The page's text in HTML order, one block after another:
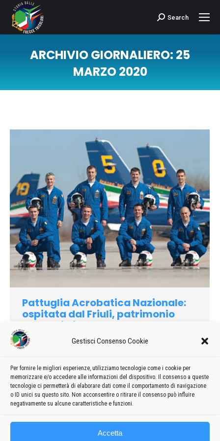
Gestisci Consenso Cookie
Per fornire le migliori esperienze, utilizziamo tecnologie come i cookie per
memorizzare e/o accedere alle informazioni del dispositivo. Il consenso a queste
tecnologie ci permetterà di elaborare dati come il comportamento di navigazione
o ID unici su questo sito. Non acconsentire o ritirare il consenso può influire
negativamente su alcune caratteristiche e funzioni.
Accetta
Cerca:Search
ARCHIVIO GIORNALIERO: 25
MARZO 2020
Pattuglia Acrobatica Nazionale:
ospitata dal Friuli, patrimonio
dell’Italia intera
2010 admin8235 25 Marzo 2020 Lascia un commento
settembre nella quale il popolo friulano e l’Italia intera si è
stretta attorno alle Frecce Tricolori per dimostrare il loro
affetto alla più amata pattuglia acrobatica del mondo.